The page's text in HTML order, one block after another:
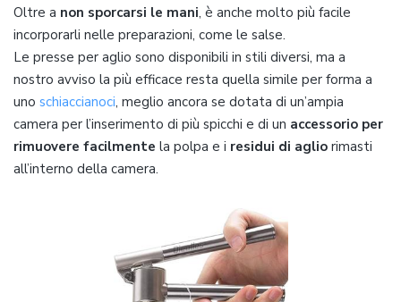
Oltre a non sporcarsi le mani, è anche molto più facile
incorporarli nelle preparazioni, come le salse.
Le presse per aglio sono disponibili in stili diversi, ma a
nostro avviso la più efficace resta quella simile per forma a
uno schiaccianoci, meglio ancora se dotata di un’ampia
camera per l’inserimento di più spicchi e di un accessorio per
rimuovere facilmente la polpa e i residui di aglio rimasti
all’interno della camera.